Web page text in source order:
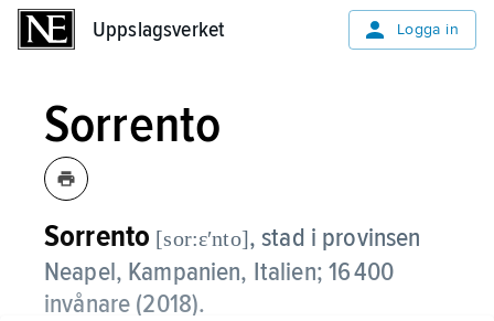
Uppslagsverket Logga in
Sorrento
Sorrento [sor:ɛʹnto],stad i provinsen
Neapel, Kampanien, Italien; 16 400
invånare (2018).